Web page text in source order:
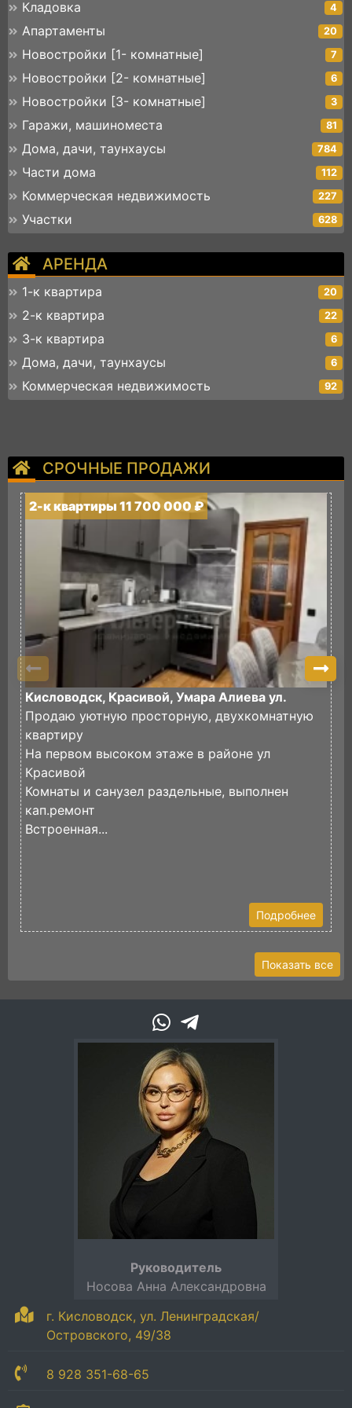
Кладовка 4
Апартаменты 20
Новостройки [1- комнатные] 7
Новостройки [2- комнатные] 6
Новостройки [3- комнатные] 3
Гаражи, машиноместа 81
Дома, дачи, таунхаусы 784
Части дома 112
Коммерческая недвижимость 227
Участки 628
АРЕНДА
1-к квартира 20
2-к квартира 22
3-к квартира 6
Дома, дачи, таунхаусы 6
Коммерческая недвижимость 92
СРОЧНЫЕ ПРОДАЖИ
2-к квартиры 11 700 000 ₽
Кисловодск, Красивой, Умара Алиева ул.
Продаю уютную просторную, двухкомнатную
квартиру
На первом высоком этаже в районе ул
Красивой
Комнаты и санузел раздельные, выполнен
кап.ремонт
Встроенная...
Подробнее
Показать все
г. Кисловодск, ул. Ленинградская/
Островского, 49/38
8 928 351-68-65
Руководитель
Носова Анна Александровна